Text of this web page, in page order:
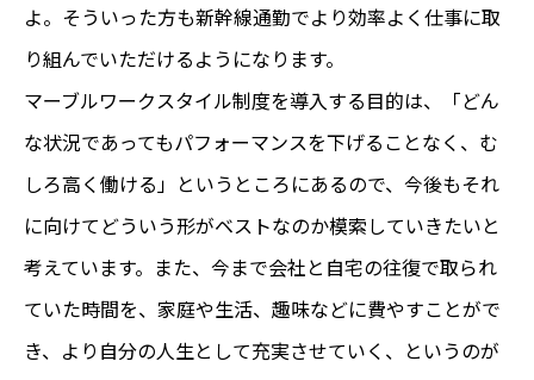
よ。そういった方も新幹線通勤でより効率よく仕事に取
り組んでいただけるようになります。
マーブルワークスタイル制度を導入する目的は、「どん
な状況であってもパフォーマンスを下げることなく、む
しろ高く働ける」というところにあるので、今後もそれ
に向けてどういう形がベストなのか模索していきたいと
考えています。また、今まで会社と自宅の往復で取られ
ていた時間を、家庭や生活、趣味などに費やすことがで
き、より自分の人生として充実させていく、というのが